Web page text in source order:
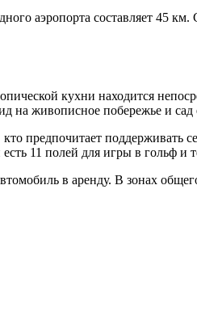
аэропорта составляет 45 км.
кухни находится
на живописное побережье и сад
предпочитает поддерживать
11 полей для игры в гольф и
в аренду. В зонах